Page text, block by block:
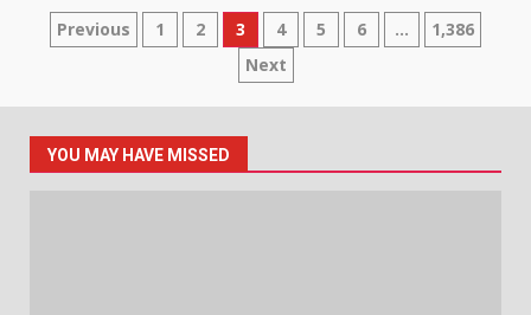
Posts
Previous 1 2 3 4 5 6 …
1,386
Next
YOU MAY HAVE MISSED